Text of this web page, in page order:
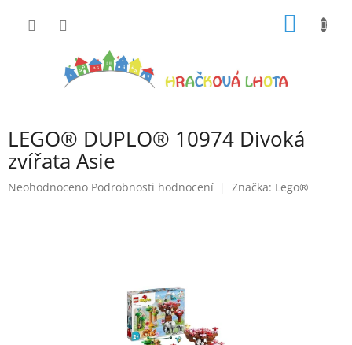
LEGO® DUPLO® 10974 Divoká
zvířata Asie
Průměrné
Neohodnoceno Podrobnosti hodnocení Značka: Lego®